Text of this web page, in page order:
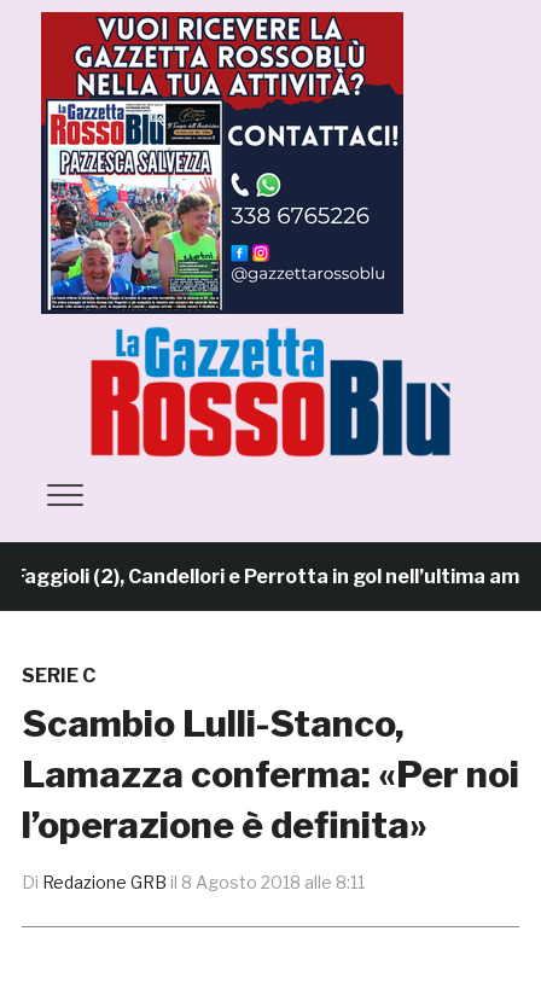
(2), Candellori e Perrotta in gol nell’ultima
SERIE C
Scambio Lulli-Stanco,
Lamazza conferma: «Per noi
l’operazione è definita»
Di Redazione GRB il 8 Agosto 2018 alle 8:11